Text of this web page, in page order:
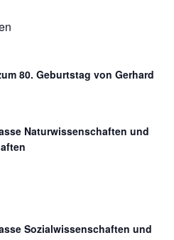
80. Geburtstag von Gerhard
Naturwissenschaften und
Sozialwissenschaften und